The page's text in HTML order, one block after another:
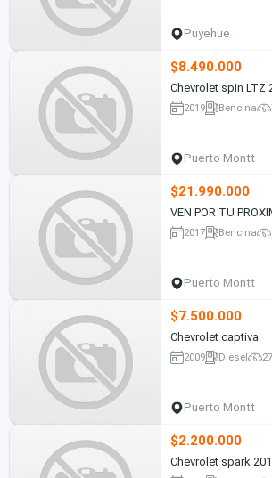
Puyehue
$8.490.000
Chevrolet spin LTZ
2019 Bencina
Puerto Montt
$21.990.000
VEN POR TU
2017 Bencina
Puerto Montt
$7.500.000
Chevrolet captiva
2009 Diesel
Puerto Montt
$2.200.000
Chevrolet spark